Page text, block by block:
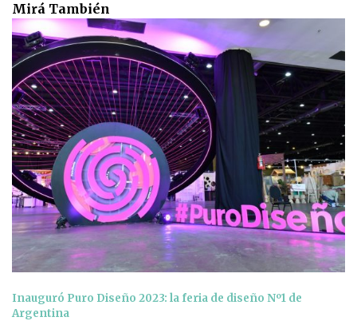
Mirá También
Inauguró Puro Diseño 2023: la feria de diseño Nº1 de
Argentina